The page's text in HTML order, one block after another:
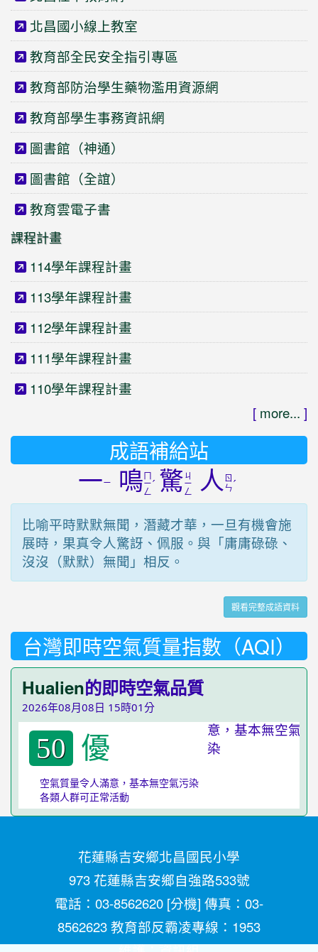
北昌國小線上教室
教育部全民安全指引專區
教育部防治學生藥物濫用資源網
教育部學生事務資訊網
圖書館（神通）
圖書館（全誼）
教育雲電子書
課程計畫
114學年課程計畫
113學年課程計畫
112學年課程計畫
111學年課程計畫
110學年課程計畫
[ more... ]
成語補給站
一ㄧ 鳴ㄧ
ㄥ
ˊ 驚 ㄐ
ㄧ
ㄥ 人ㄖ
ㄣˊ
比喻平時默默無聞，潛藏才華，一旦有機會施
展時，果真令人驚訝、佩服。與「庸庸碌碌、
沒沒（默默）無聞」相反。
觀看完整成語資料
台灣即時空氣質量指數（AQI）
Hualien的即時空氣品質
2026年08月08日 15時01分
50 優
空氣質量令人滿意，基本無空氣污染
各類人群可正常活動
花蓮縣吉安鄉北昌國民小學
973 花蓮縣吉安鄉自強路533號
電話：03-8562620 [分機] 傳真：03-
8562623 教育部反霸凌專線：1953